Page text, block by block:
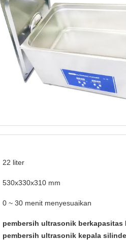
22 liter
530x330x310 mm
0 ~ 30 menit menyesuaikan
pembersih ultrasonik berkapasitas
pembersih ultrasonik kepala